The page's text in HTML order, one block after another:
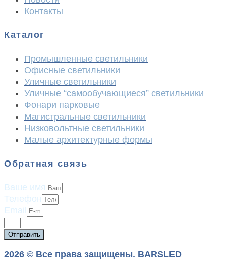
Контакты
Каталог
Промышленные светильники
Офисные светильники
Уличные светильники
Уличные “самообучающиеся” светильники
Фонари парковые
Магистральные светильники
Низковольтные светильники
Малые архитектурные формы
Обратная связь
Ваше имя
Телефон
Email
Отправить
2026 © Все права защищены. BARSLED